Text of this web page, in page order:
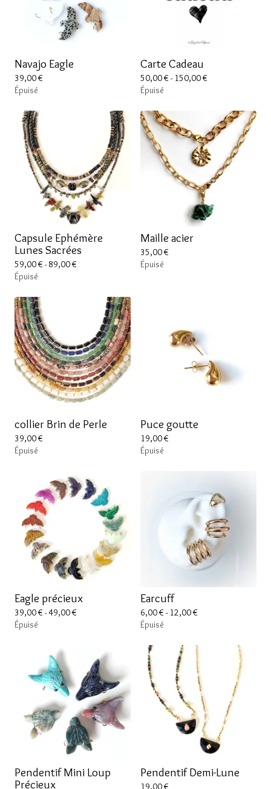
Navajo Eagle
39,00€
Épuisé
Carte Cadeau
50,00€ - 150,00€
Épuisé
Capsule Ephémère
Lunes Sacrées
59,00€ - 89,00€
Épuisé
Maille acier
35,00€
Épuisé
collier Brin de Perle
39,00€
Épuisé
Puce goutte
19,00€
Épuisé
Eagle précieux
39,00€ - 49,00€
Épuisé
Earcuff
6,00€ - 12,00€
Épuisé
Pendentif Mini Loup
Précieux
Pendentif Demi-Lune
19,00€